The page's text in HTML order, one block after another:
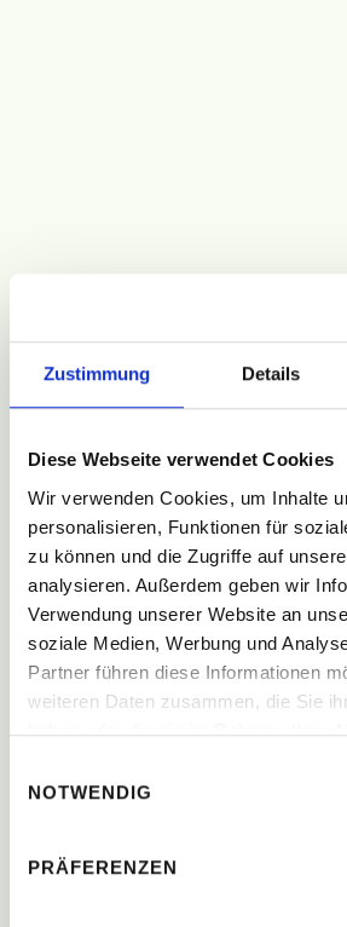
Zustimmung Details
Diese Webseite verwendet Cookies
Wir verwenden Cookies, um Inhalte
personalisieren, Funktionen für
zu können und die Zugriffe auf
analysieren. Außerdem geben wir
Verwendung unserer Website an
soziale Medien, Werbung und
Partner führen diese Informationen
weiteren Daten zusammen, die Sie
NOTWENDIG
PRÄFERENZEN